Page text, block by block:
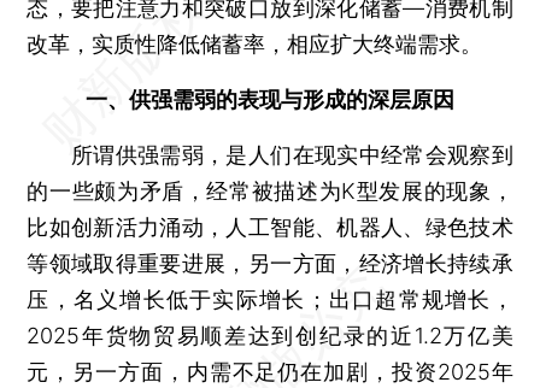
态，要把注意力和突破口放到深化储蓄—消费机制
改革，实质性降低储蓄率，相应扩大终端需求。
一、供强需弱的表现与形成的深层原因
所谓供强需弱，是人们在现实中经常会观察到
的一些颇为矛盾，经常被描述为K型发展的现象，
比如创新活力涌动，人工智能、机器人、绿色技术
等领域取得重要进展，另一方面，经济增长持续承
压，名义增长低于实际增长；出口超常规增长，
2025年货物贸易顺差达到创纪录的近1.2万亿美
元，另一方面，内需不足仍在加剧，投资2025年